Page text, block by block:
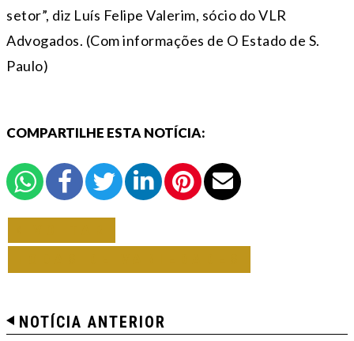
setor”, diz Luís Felipe Valerim, sócio do VLR
Advogados. (Com informações de O Estado de S.
Paulo)
COMPARTILHE ESTA NOTÍCIA:
NOTÍCIA ANTERIOR